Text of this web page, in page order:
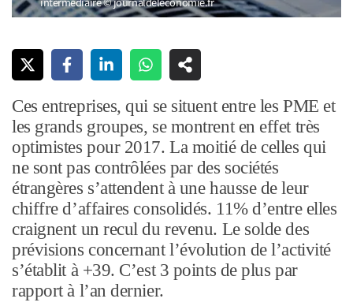
Ces entreprises, qui se situent entre les PME et
les grands groupes, se montrent en effet très
optimistes pour 2017. La moitié de celles qui
ne sont pas contrôlées par des sociétés
étrangères s’attendent à une hausse de leur
chiffre d’affaires consolidés. 11% d’entre elles
craignent un recul du revenu. Le solde des
prévisions concernant l’évolution de l’activité
s’établit à +39. C’est 3 points de plus par
rapport à l’an dernier.